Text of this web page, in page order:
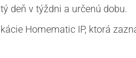
deň v týždni a určenú dobu.
Homematic IP, ktorá